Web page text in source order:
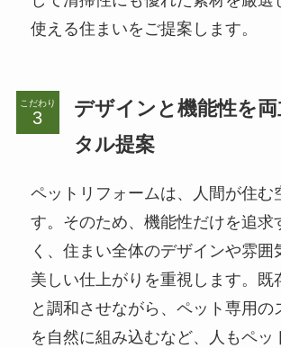
使える住まいをご提案します。
こだわり
デザインと機能性を
タル提案
ペットリフォームは、人間が住む
す。そのため、機能性だけを追求
く、住まい全体のデザインや雰囲
美しい仕上がりを重視します。既
と調和させながら、ペット専用の
を自然に組み込むなど、人もペッ